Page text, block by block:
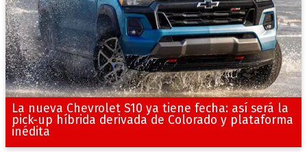
La nueva Chevrolet S10 ya tiene fecha: así será la
pick-up híbrida derivada de Colorado y plataforma
inédita